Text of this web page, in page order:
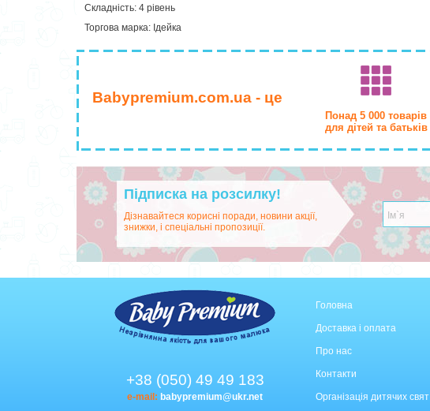
Складність: 4 рівень
Торгова марка: Ідейка
Babypremium.com.ua - це
Понад 5 000 товарів
для дітей та батьків
Підписка на розсилку!
Дізнавайтеся корисні поради, новини акції,
знижки, і спеціальні пропозиції.
+38 (050) 49 49 183
e-mail: babypremium@ukr.net
Головна
Доставка і оплата
Про нас
Контакти
Організація дитячих свят